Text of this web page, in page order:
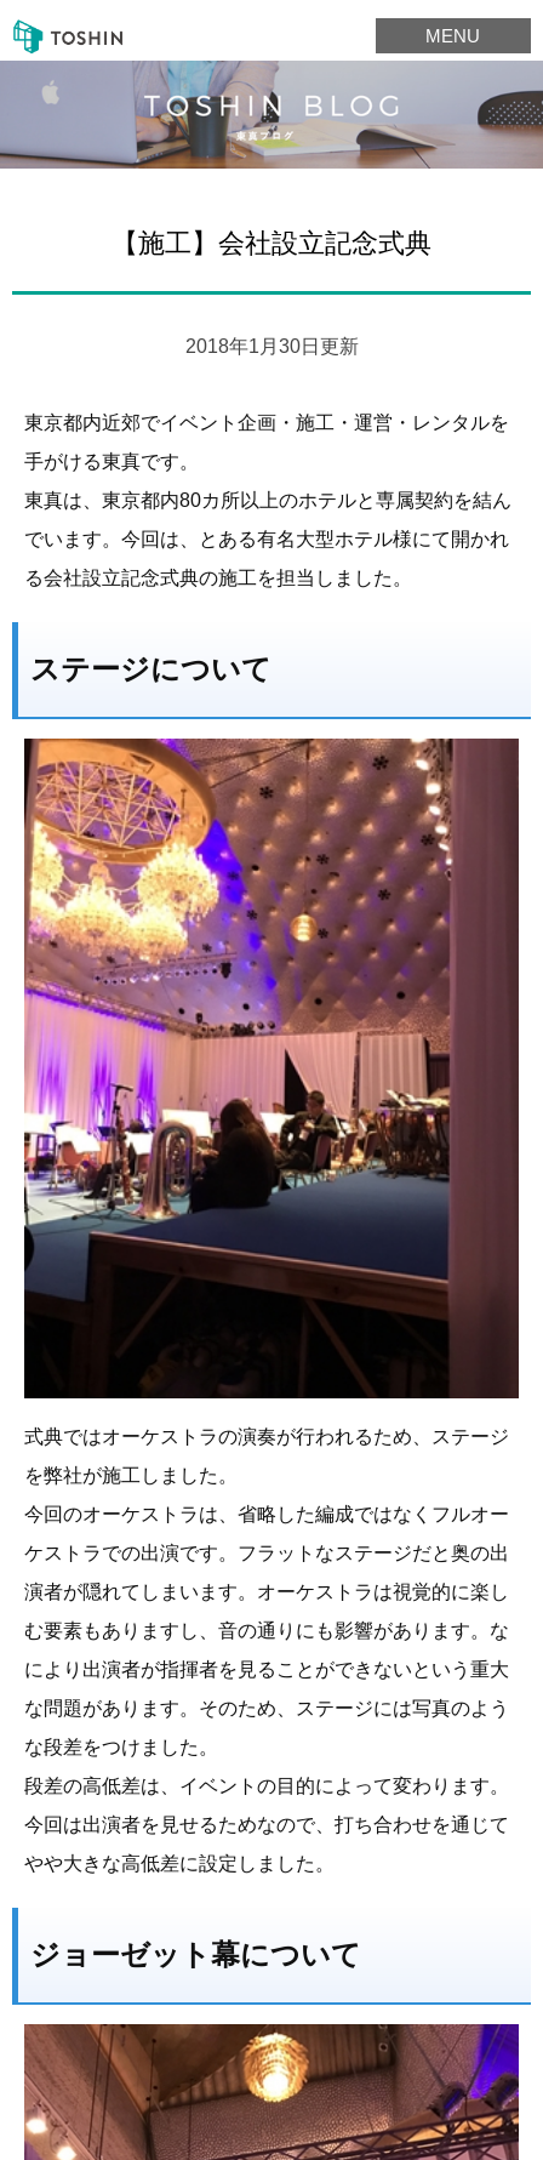
MENU
【施工】会社設立記念式典
2018年1月30日更新
東京都内近郊でイベント企画・施工・運営・レンタルを
手がける東真です。
東真は、東京都内80カ所以上のホテルと専属契約を結ん
でいます。今回は、とある有名大型ホテル様にて開かれ
る会社設立記念式典の施工を担当しました。
ステージについて
式典ではオーケストラの演奏が行われるため、ステージ
を弊社が施工しました。
今回のオーケストラは、省略した編成ではなくフルオー
ケストラでの出演です。フラットなステージだと奥の出
演者が隠れてしまいます。オーケストラは視覚的に楽し
む要素もありますし、音の通りにも影響があります。な
により出演者が指揮者を見ることができないという重大
な問題があります。そのため、ステージには写真のよう
な段差をつけました。
段差の高低差は、イベントの目的によって変わります。
今回は出演者を見せるためなので、打ち合わせを通じて
やや大きな高低差に設定しました。
ジョーゼット幕について